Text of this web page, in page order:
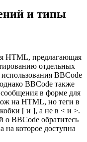
и типы
HTML, предлагающая
отдельных
BBCode
BBCode также
в форме для
на HTML, но теги в
[ и ], а не в < и >.
о BBCode обратитесь
на которое доступна